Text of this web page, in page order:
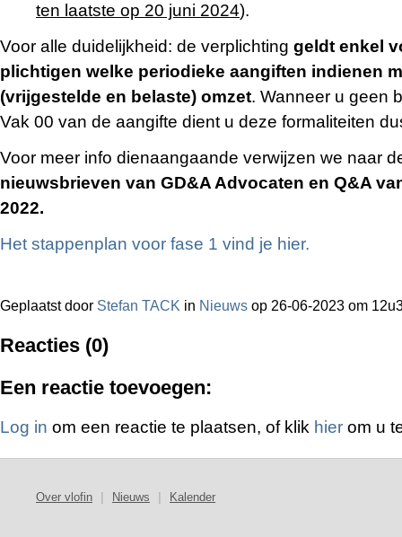
ten laatste op 20 juni 2024).
Voor alle duidelijkheid: de verplichting geldt enkel
plichtigen welke periodieke aangiften indienen
(vrijgestelde en belaste) omzet. Wanneer u geen
Vak 00 van de aangifte dient u deze formaliteiten
Voor meer info dienaangaande verwijzen we naar
nieuwsbrieven van GD&A Advocaten en Q&A
2022.
Het stappenplan voor fase 1 vind je hier.
Geplaatst door Stefan TACK in Nieuws op 26-06-2023 om
Reacties (0)
Een reactie toevoegen:
Log in om een reactie te plaatsen, of klik hier om u
Over vlofin Nieuws Kalender